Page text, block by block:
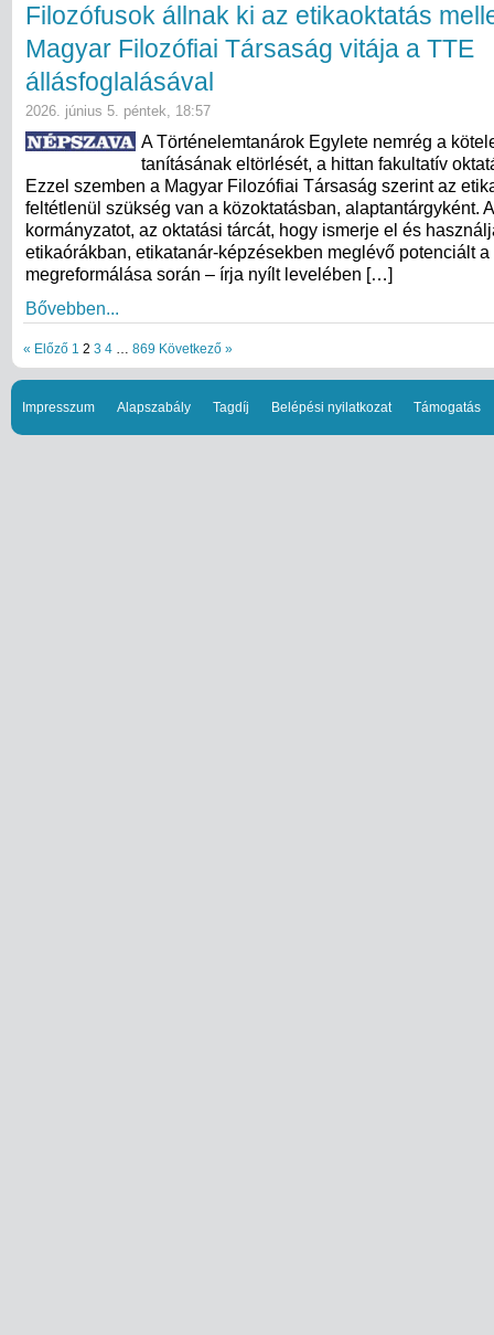
Filozófusok állnak ki az etikaoktatás
Magyar Filozófiai Társaság vitája a TTE
állásfoglalásával
2026. június 5. péntek, 18:57
A Történelemtanárok Egylete nemrég a
tanításának eltörlését, a hittan fakultatív
Ezzel szemben a Magyar Filozófiai Társaság szerint az
feltétlenül szükség van a közoktatásban, alaptantárgyként.
kormányzatot, az oktatási tárcát, hogy ismerje el és
etikaórákban, etikatanár-képzésekben meglévő potenciált a
megreformálása során – írja nyílt levelében […]
Bővebben...
« Előző 1 2 3 4 869 Következő »
Impresszum Alapszabály Tagdíj Belépési nyilatkozat Támogatás